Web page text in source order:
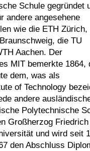
Schule gegründet
andere angesehene
wie die ETH Zürich,
die TU
Aachen. Der
MIT bemerkte 1864,
dem, was als
of Technology
andere
Polytechnische
Großherzog
und wird seit
den Abschluss